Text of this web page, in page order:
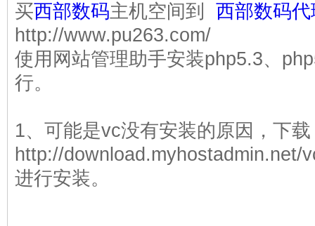
买西部数码主机空间到 西部数码代
http://www.pu263.com/
使用网站管理助手安装php5.3、
行。
1、可能是vc没有安装的原因，下载
http://download.myhostadmin.net/
进行安装。